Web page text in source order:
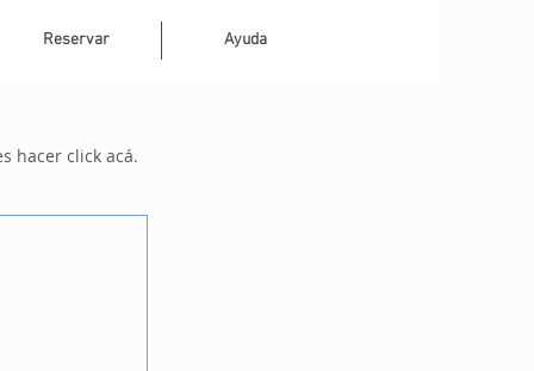
Reservar Ayuda
hacer click acá.